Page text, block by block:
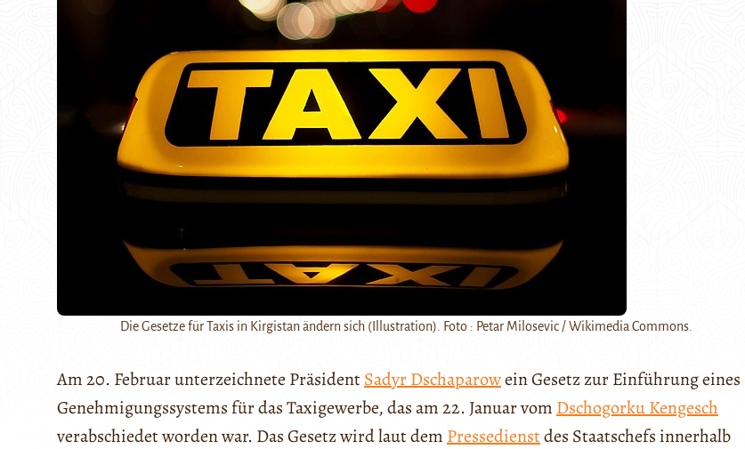
Die Gesetze für Taxis in Kirgistan ändern sich (Illustration). Foto : Petar Milosevic / Wikimedia Commons.
Am 20. Februar unterzeichnete PräsidentSadyr Dschaparowein Gesetz zur Einführung eines
Genehmigungssystems für das Taxigewerbe, das am 22. Januar vom Dschogorku Kengesch
verabschiedet worden war. Das Gesetz wird laut dem Pressedienstdes Staatschefs innerhalb